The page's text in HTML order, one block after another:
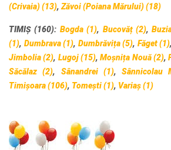
(Crivaia) (13), Zăvoi (Poiana Mărului) (18)
TIMIȘ (160): Bogda (1), Bucovăț (2),
(1), Dumbrava (1), Dumbrăvița (5), Făget (1),
Jimbolia (2), Lugoj (15),Moșnița Nouă (2),
Săcălaz (2), Sânandrei (1), Sânnicolau
Timișoara (106), Tomești (1), Variaș (1)